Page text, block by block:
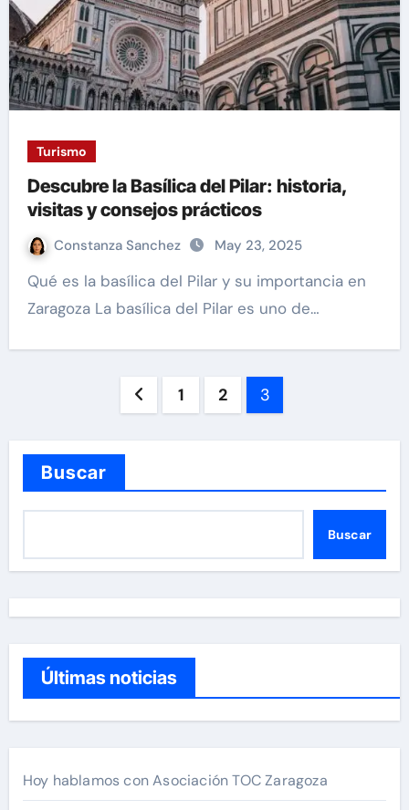
Turismo
Descubre la Basílica del Pilar: historia,
visitas y consejos prácticos
Constanza Sanchez May 23, 2025
Qué es la basílica del Pilar y su importancia en
Zaragoza La basílica del Pilar es uno de…
Paginación
entradas
1 2 3
Buscar
Buscar
Últimas noticias
Hoy hablamos con Asociación TOC Zaragoza